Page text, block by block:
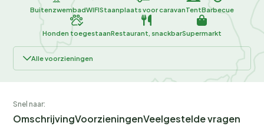
BuitenzwembadWIFIStaanplaats voor caravanTentBarbecue
Honden toegestaanRestaurant, snackbarSupermarkt
Alle voorzieningen
Snel naar:
OmschrijvingVoorzieningenVeelgestelde vragen